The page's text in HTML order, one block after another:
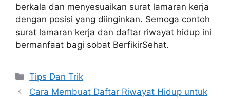
berkala dan menyesuaikan surat lamaran kerja
dengan posisi yang diinginkan. Semoga contoh
surat lamaran kerja dan daftar riwayat hidup ini
bermanfaat bagi sobat BerfikirSehat.
Categories
Tips Dan Trik
Cara Membuat Daftar Riwayat Hidup untuk